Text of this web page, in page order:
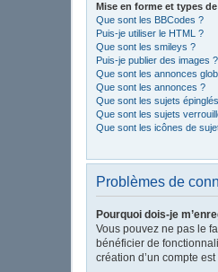
Mise en forme et types
Que sont les BBCodes ?
Puis-je utiliser le HTML ?
Que sont les smileys ?
Puis-je publier des images ?
Que sont les annonces
Que sont les annonces ?
Que sont les sujets
Que sont les sujets
Que sont les icônes de
Problèmes de
Pourquoi dois-je
Vous pouvez ne pas le
bénéficier de
création d’un compte